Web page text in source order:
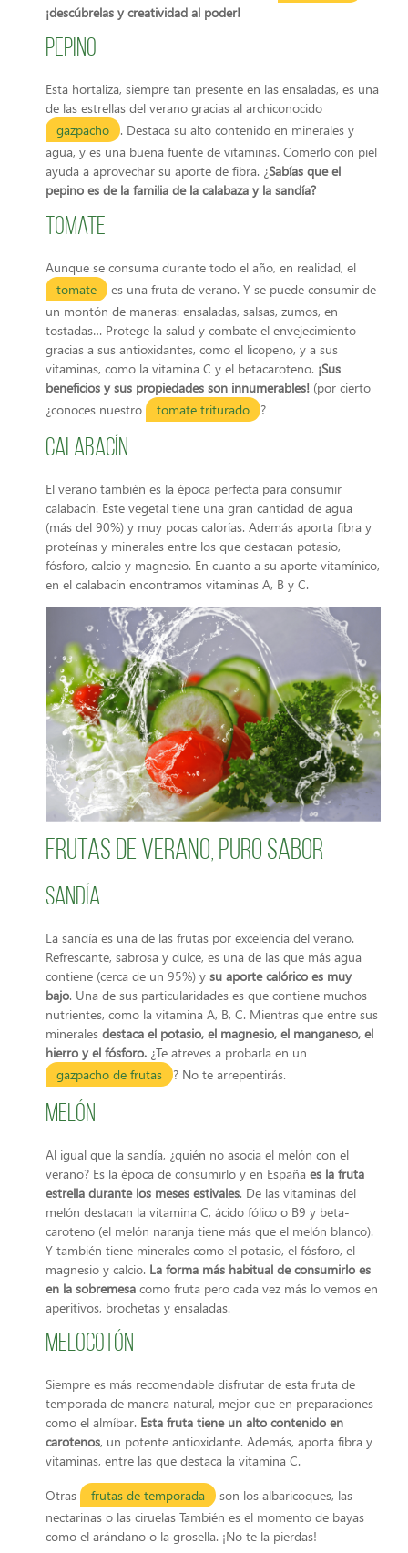
¡descúbrelas y creatividad al poder!
Pepino
Esta hortaliza, siempre tan presente en las ensaladas, es una
de las estrellas del verano gracias al archiconocido
gazpacho
. Destaca su alto contenido en minerales y
agua, y es una buena fuente de vitaminas. Comerlo con piel
ayuda a aprovechar su aporte de fibra. ¿Sabías que el
pepino es de la familia de la calabaza y la sandía?
Tomate
Aunque se consuma durante todo el año, en realidad, el
tomate
es una fruta de verano. Y se puede consumir de
un montón de maneras: ensaladas, salsas, zumos, en
tostadas… Protege la salud y combate el envejecimiento
gracias a sus antioxidantes, como el licopeno, y a sus
vitaminas, como la vitamina C y el betacaroteno. ¡Sus
beneficios y sus propiedades son innumerables! (por cierto
¿conoces nuestro
tomate triturado ?
Calabacín
El verano también es la época perfecta para consumir
calabacín. Este vegetal tiene una gran cantidad de agua
(más del 90%) y muy pocas calorías. Además aporta fibra y
proteínas y minerales entre los que destacan potasio,
fósforo, calcio y magnesio. En cuanto a su aporte vitamínico,
en el calabacín encontramos vitaminas A, B y C.
Frutas de verano, puro sabor
Sandía
La sandía es una de las frutas por excelencia del verano.
Refrescante, sabrosa y dulce, es una de las que más agua
contiene (cerca de un 95%) y su aporte calórico es muy
bajo. Una de sus particularidades es que contiene muchos
nutrientes, como la vitamina A, B, C. Mientras que entre sus
minerales destaca el potasio, el magnesio, el manganeso, el
hierro y el fósforo. ¿Te atreves a probarla en un
gazpacho de frutas
? No te arrepentirás.
Melón
Al igual que la sandía, ¿quién no asocia el melón con el
verano? Es la época de consumirlo y en España es la fruta
estrella durante los meses estivales. De las vitaminas del
melón destacan la vitamina C, ácido fólico o B9 y beta-
caroteno (el melón naranja tiene más que el melón blanco).
Y también tiene minerales como el potasio, el fósforo, el
magnesio y calcio. La forma más habitual de consumirlo es
en la sobremesa como fruta pero cada vez más lo vemos en
aperitivos, brochetas y ensaladas.
Melocotón
Siempre es más recomendable disfrutar de esta fruta de
temporada de manera natural, mejor que en preparaciones
como el almíbar. Esta fruta tiene un alto contenido en
carotenos, un potente antioxidante. Además, aporta fibra y
vitaminas, entre las que destaca la vitamina C.
Otras frutas de temporada
son los albaricoques, las
nectarinas o las ciruelas También es el momento de bayas
como el arándano o la grosella. ¡No te la pierdas!